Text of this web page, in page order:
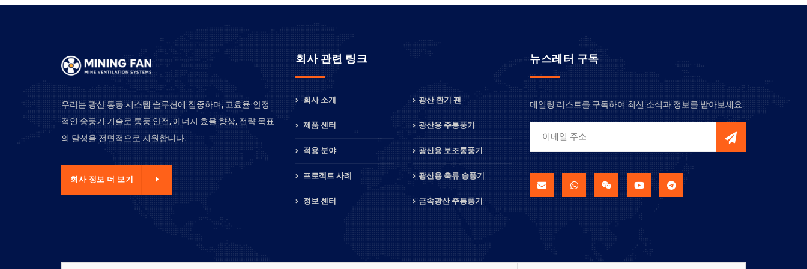
우리는 광산 통풍 시스템 솔루션에 집중하며, 고효율·안정
적인 송풍기 기술로 통풍 안전, 에너지 효율 향상, 전략 목표
의 달성을 전면적으로 지원합니다.
회사 정보 더 보기
회사 관련 링크
회사 소개
제품 센터
적용 분야
프로젝트 사례
정보 센터
광산 환기 팬
광산용 주통풍기
광산용 보조통풍기
광산용 축류 송풍기
금속광산 주통풍기
뉴스레터 구독
메일링 리스트를 구독하여 최신 소식과 정보를 받아보세요.